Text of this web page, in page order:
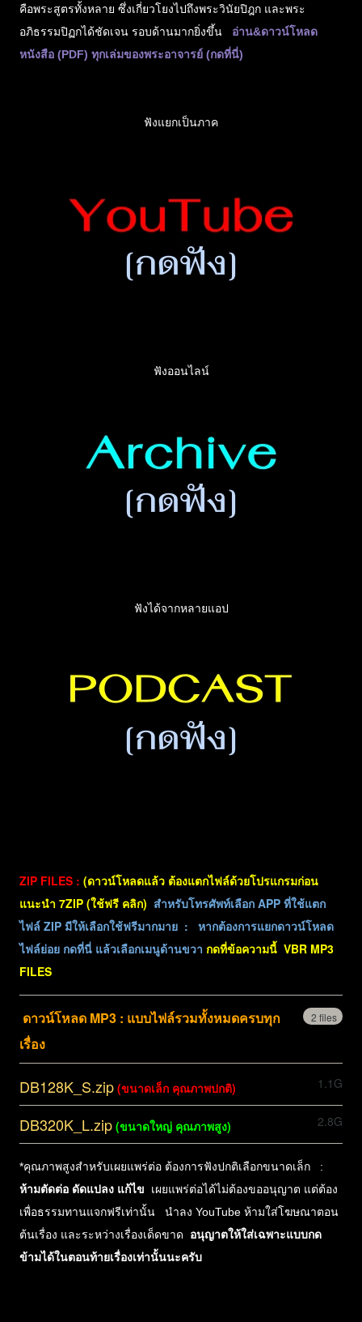
คือพระสูตรทั้งหลาย ซึ่งเกี่ยวโยงไปถึงพระวินัยปิฎก และพระ
อภิธรรมปิฏกได้ชัดเจน รอบด้านมากยิ่งขึ้น อ่าน&ดาวน์โหลด
หนังสือ (PDF) ทุกเล่มของพระอาจารย์ (กดที่นี่)
ฟังแยกเป็นภาค
ฟังออนไลน์
ฟังได้จากหลายแอป
ZIP FILES : (ดาวน์โหลดแล้ว ต้องแตกไฟล์ด้วยโปรแกรมก่อน
แนะนำ 7ZIP (ใช้ฟรี คลิก) สำหรับโทรศัพท์เลือก APP ที่ใช้แตก
ไฟล์ ZIP มีให้เลือกใช้ฟรีมากมาย : หากต้องการแยกดาวน์โหลด
ไฟล์ย่อย กดที่นี่ แล้วเลือกเมนูด้านขวา กดที่ข้อความนี้ VBR MP3
FILES
download
2 files
U
p
l
e
v
e
l
ดาวน์โหลด MP3 : แบบไฟล์รวมทั้งหมดครบทุก
เรื่อง
1.1G
DB128K_S.zip (ขนาดเล็ก คุณภาพปกติ)
o
l
o
a
d
2.8G
DB320K_L.zip (ขนาดใหญ่ คุณภาพสูง)
*คุณภาพสูงสำหรับเผยแพร่ต่อ ต้องการฟังปกติเลือกขนาดเล็ก :
ห้ามตัดต่อ ดัดแปลง แก้ไข เผยแพร่ต่อได้ไม่ต้องขออนุญาต แต่ต้อง
เพื่อธรรมทานแจกฟรีเท่านั้น นำลง YouTube ห้ามใส่โฆษณาตอน
ต้นเรื่อง และระหว่างเรื่องเด็ดขาด อนุญาตให้ใส่เฉพาะแบบกด
ข้ามได้ในตอนท้ายเรื่องเท่านั้นนะครับ